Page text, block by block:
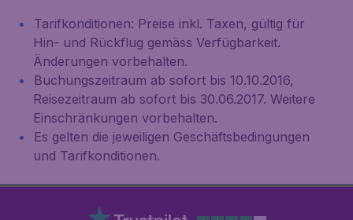
Tarifkonditionen: Preise inkl. Taxen, gültig für
Hin- und Rückflug gemäss Verfügbarkeit.
Änderungen vorbehalten.
Buchungszeitraum ab sofort bis 10.10.2016,
Reisezeitraum ab sofort bis 30.06.2017. Weitere
Einschränkungen vorbehalten.
Es gelten die jeweiligen Geschäftsbedingungen
und Tarifkonditionen.